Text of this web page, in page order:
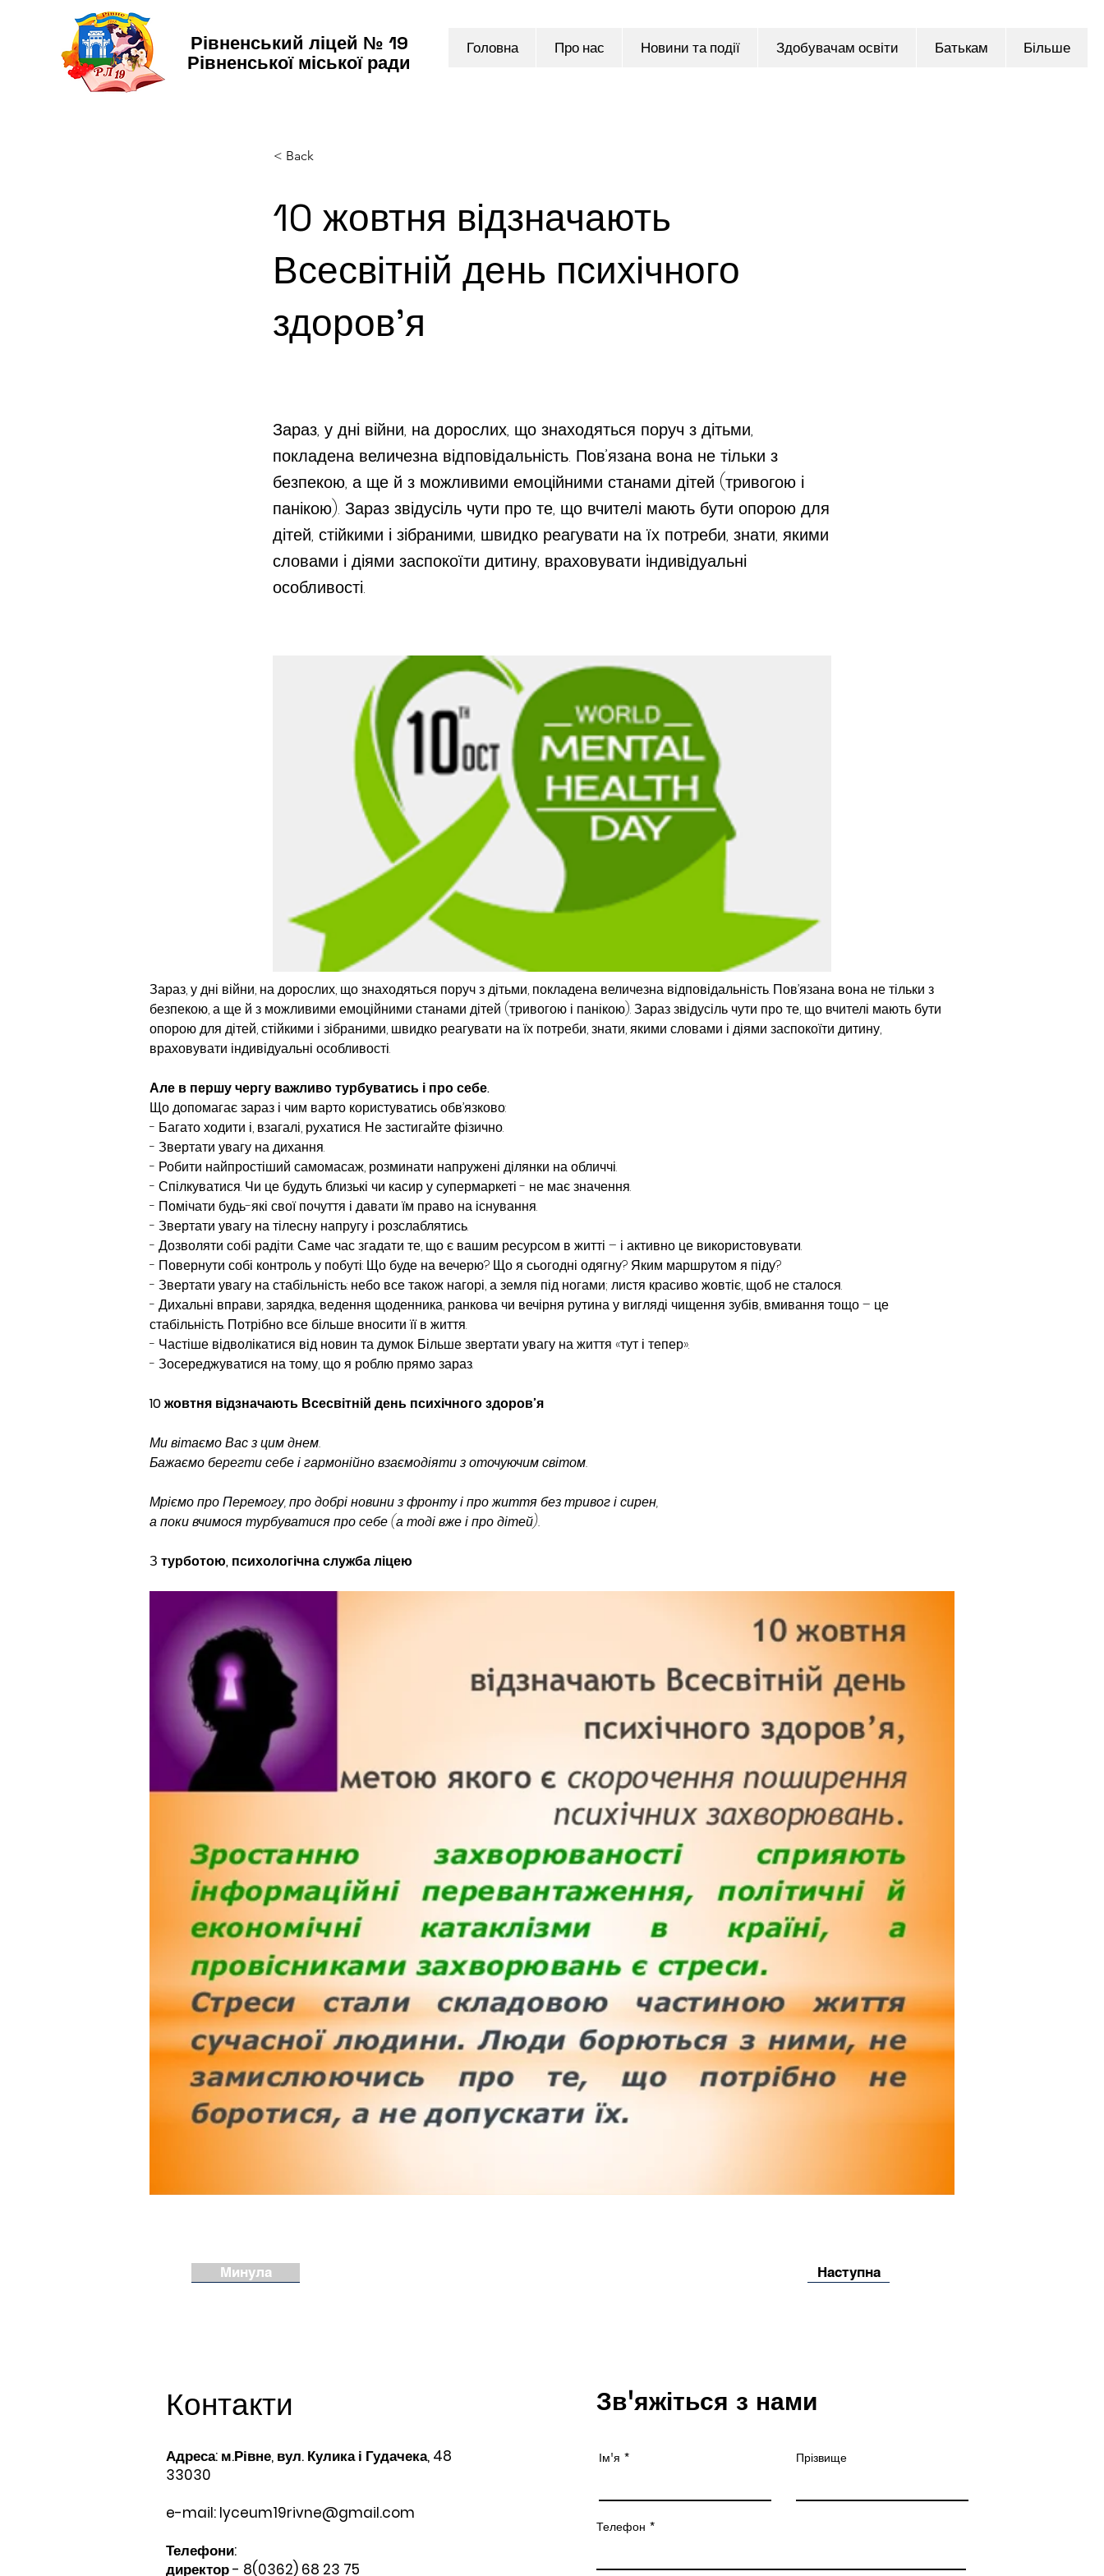
Головна Про нас Новини та події Здобувачам освіти Батькам Більше
Рівненський ліцей № 19
Рівненської міської ради
< Back
10 жовтня відзначають
Всесвітній день психічного
здоров’я
Зараз, у дні війни, на дорослих, що знаходяться поруч з дітьми,
покладена величезна відповідальність. Пов’язана вона не тільки з
безпекою, а ще й з можливими емоційними станами дітей (тривогою і
панікою). Зараз звідусіль чути про те, що вчителі мають бути опорою для
дітей, стійкими і зібраними, швидко реагувати на їх потреби, знати, якими
словами і діями заспокоїти дитину, враховувати індивідуальні
особливості.
Зараз, у дні війни, на дорослих, що знаходяться поруч з дітьми, покладена величезна відповідальність. Пов’язана вона не тільки з
безпекою, а ще й з можливими емоційними станами дітей (тривогою і панікою). Зараз звідусіль чути про те, що вчителі мають бути
опорою для дітей, стійкими і зібраними, швидко реагувати на їх потреби, знати, якими словами і діями заспокоїти дитину,
враховувати індивідуальні особливості.
Але в першу чергу важливо турбуватись і про себе.
Що допомагає зараз і чим варто користуватись обв’язково:
- Багато ходити і, взагалі, рухатися. Не застигайте фізично.
- Звертати увагу на дихання.
- Робити найпростіший самомасаж, розминати напружені ділянки на обличчі.
- Спілкуватися. Чи це будуть близькі чи касир у супермаркеті - не має значення.
- Помічати будь-які свої почуття і давати їм право на існування.
- Звертати увагу на тілесну напругу і розслаблятись.
- Дозволяти собі радіти. Саме час згадати те, що є вашим ресурсом в житті – і активно це використовувати.
- Повернути собі контроль у побуті: Що буде на вечерю? Що я сьогодні одягну? Яким маршрутом я піду?
- Звертати увагу на стабільність: небо все також нагорі, а земля під ногами; листя красиво жовтіє, щоб не сталося.
- Дихальні вправи, зарядка, ведення щоденника, ранкова чи вечірня рутина у вигляді чищення зубів, вмивання тощо – це
стабільність. Потрібно все більше вносити її в життя.
- Частіше відволікатися від новин та думок. Більше звертати увагу на життя «тут і тепер».
- Зосереджуватися на тому, що я роблю прямо зараз.
10 жовтня відзначають Всесвітній день психічного здоров’я
Ми вітаємо Вас з цим днем.
Бажаємо берегти себе і гармонійно взаємодіяти з оточуючим світом.
Мріємо про Перемогу, про добрі новини з фронту і про життя без тривог і сирен,
а поки вчимося турбуватися про себе (а тоді вже і про дітей).
З турботою, психологічна служба ліцею
Минула Наступна
Контакти
Адреса: м.Рівне, вул. Кулика і Гудачека, 48
33030
e-mail: lyceum19rivne@gmail.com
Телефони:​
директор - 8(0362) 68 23 75
Зв'яжіться з нами
Ім'я Прізвище
Телефон